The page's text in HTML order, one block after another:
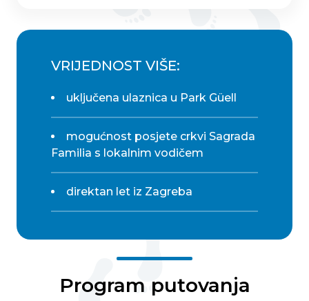
VRIJEDNOST VIŠE:
uključena ulaznica u Park Güell
mogućnost posjete crkvi Sagrada
Familia s lokalnim vodičem
direktan let iz Zagreba
Program putovanja